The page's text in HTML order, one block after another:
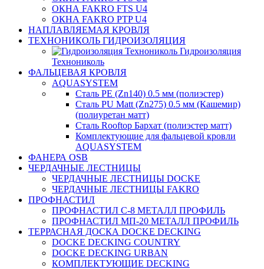
ОКНА FAKRO FTS U4
ОКНА FAKRO PTP U4
НАПЛАВЛЯЕМАЯ КРОВЛЯ
ТЕХНОНИКОЛЬ ГИДРОИЗОЛЯЦИЯ
Гидроизоляция
Технониколь
ФАЛЬЦЕВАЯ КРОВЛЯ
AQUASYSTEM
Сталь PE (Zn140) 0.5 мм (полиэстер)
Сталь PU Matt (Zn275) 0.5 мм (Кашемир)
(полиуретан матт)
Сталь Rooftop Бархат (полиэстер матт)
Комплектующие для фальцевой кровли
AQUASYSTEM
ФАНЕРА OSB
ЧЕРДАЧНЫЕ ЛЕСТНИЦЫ
ЧЕРДАЧНЫЕ ЛЕСТНИЦЫ DOCKE
ЧЕРДАЧНЫЕ ЛЕСТНИЦЫ FAKRO
ПРОФНАСТИЛ
ПРОФНАСТИЛ C-8 МЕТАЛЛ ПРОФИЛЬ
ПРОФНАСТИЛ МП-20 МЕТАЛЛ ПРОФИЛЬ
ТЕРРАСНАЯ ДОСКА DOCKE DECKING
DOCKE DECKING COUNTRY
DOCKE DECKING URBAN
КОМПЛЕКТУЮЩИЕ DECKING